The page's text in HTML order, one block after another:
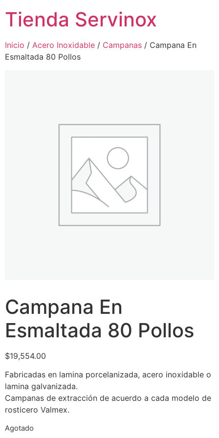
Tienda Servinox
Inicio / Acero Inoxidable / Campanas / Campana En
Esmaltada 80 Pollos
Campana En
Esmaltada 80 Pollos
$19,554.00
Fabricadas en lamina porcelanizada, acero inoxidable o
lamina galvanizada.
Campanas de extracción de acuerdo a cada modelo de
rosticero Valmex.
Agotado